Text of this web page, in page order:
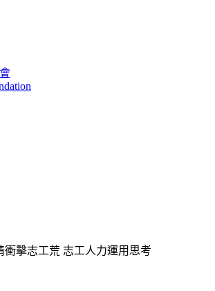
衝擊志工荒 志工人力運用思考